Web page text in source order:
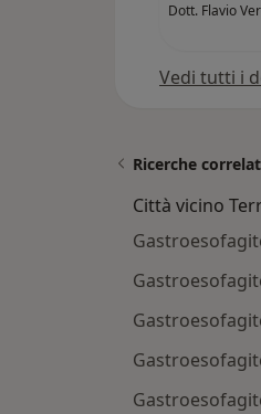
Dott. Flavio
Vedi tutti i
Ricerche
Città vicino